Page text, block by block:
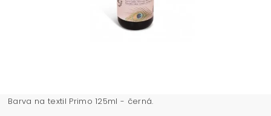
Barva na textil Primo 125ml - černá.